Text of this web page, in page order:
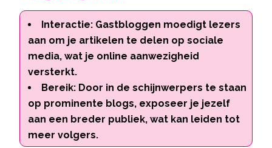
Interactie: Gastbloggen moedigt lezers
aan om je artikelen te delen op sociale
media, wat je online aanwezigheid
versterkt.
Bereik: Door in de schijnwerpers te staan
op prominente blogs, exposeer je jezelf
aan een breder publiek, wat kan leiden tot
meer volgers.